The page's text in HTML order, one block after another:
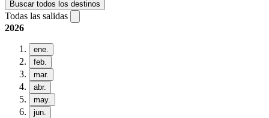
Buscar todos los destinos
Todas las salidas
2026
ene.
feb.
mar.
abr.
may.
jun.